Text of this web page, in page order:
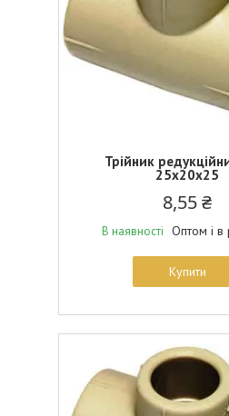
Трійник
25х20х25
8,55 ₴
В наявності Оптом і в
Купити